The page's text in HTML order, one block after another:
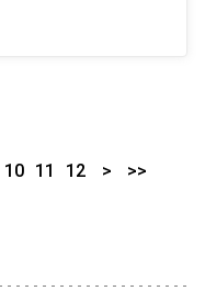
10 11 12 > >>